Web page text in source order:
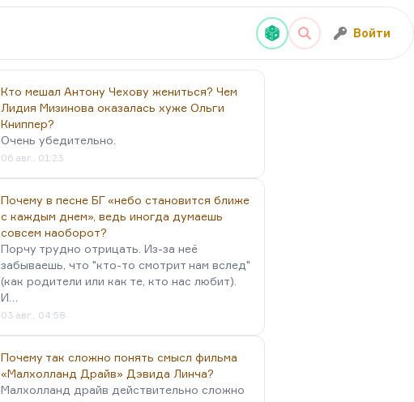
Войти
Кто мешал Антону Чехову жениться? Чем
Лидия Мизинова оказалась хуже Ольги
Книппер?
Очень убедительно.
06 авг., 01:23
Почему в песне БГ «небо становится ближе
с каждым днем», ведь иногда думаешь
совсем наоборот?
Порчу трудно отрицать. Из-за неё
забываешь, что "кто-то смотрит нам вслед"
(как родители или как те, кто нас любит).
И…
03 авг., 04:58
Почему так сложно понять смысл фильма
«Малхолланд Драйв» Дэвида Линча?
Малхолланд драйв действительно сложно